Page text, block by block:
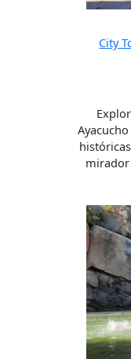
City
mirador